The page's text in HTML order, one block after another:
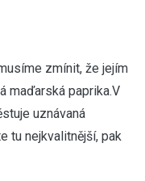
zmínit, že jejím
maďarská paprika.V
uznávaná
tu nejkvalitnější, pak